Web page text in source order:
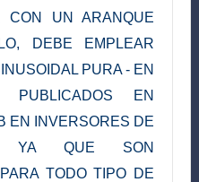
CON UN ARANQUE
DEBE EMPLEAR
PURA - EN
PUBLICADOS EN
EN INVERSORES DE
YA QUE SON
TODO TIPO DE